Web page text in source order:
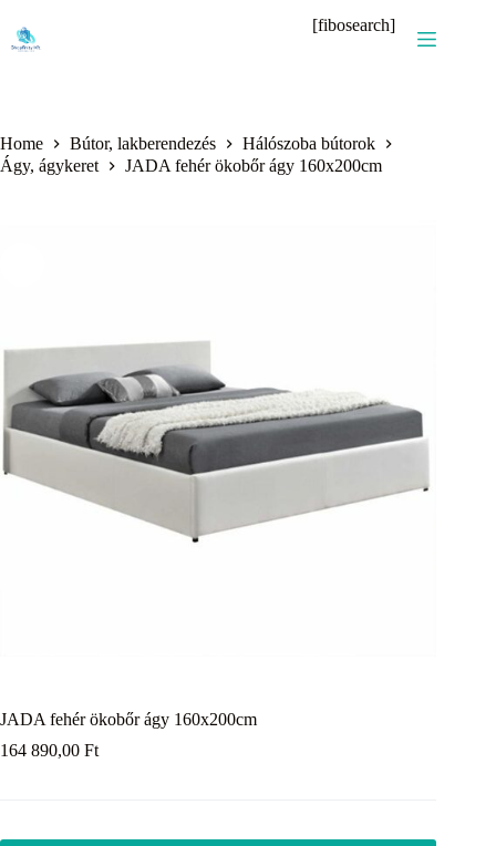
content
[fibosearch]
Home Bútor, lakberendezés
Hálószoba bútorok
Ágy, ágykeret
JADA fehér ökobőr ágy 160x200cm
JADA fehér ökobőr ágy 160x200cm
164 890,00 Ft